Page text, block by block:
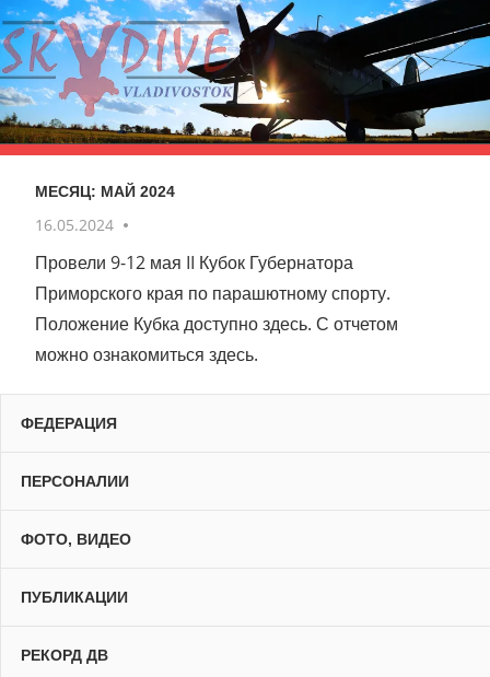
Skip
to
content
Vladivostok
skydive
МЕСЯЦ: МАЙ 2024
16.05.2024
Провели 9-12 мая II Кубок Губернатора
Приморского края по парашютному спорту.
Положение Кубка доступно здесь. С отчетом
можно ознакомиться здесь.
ФЕДЕРАЦИЯ
ПЕРСОНАЛИИ
ФОТО, ВИДЕО
ПУБЛИКАЦИИ
РЕКОРД ДВ